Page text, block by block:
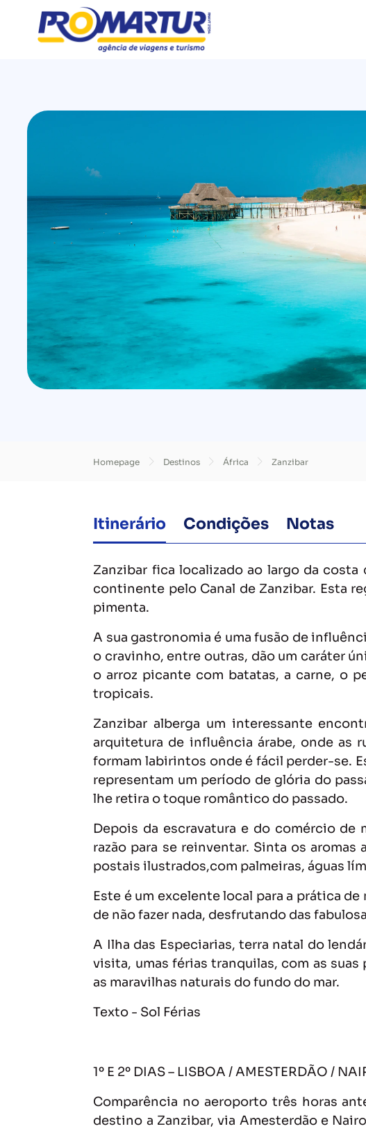
Homepage Destinos África Zanzibar
Itinerário Condições Notas
Zanzibar fica localizado ao largo da costa
continente pelo Canal de Zanzibar. Esta
pimenta.
A sua gastronomia é uma fusão de
o cravinho, entre outras, dão um caráter
o arroz picante com batatas, a carne, o
tropicais.
Zanzibar alberga um interessante
arquitetura de influência árabe, onde as
formam labirintos onde é fácil perder-se.
representam um período de glória do
lhe retira o toque romântico do passado.
Depois da escravatura e do comércio
razão para se reinventar. Sinta os
postais ilustrados,com palmeiras, águas
Este é um excelente local para a prática
de não fazer nada, desfrutando das
A Ilha das Especiarias, terra natal do
visita, umas férias tranquilas, com as
as maravilhas naturais do fundo do mar.
Texto - Sol Férias
1º E 2º DIAS – LISBOA / AMESTERDÃO /
Comparência no aeroporto três horas
destino a Zanzibar, via Amesterdão e